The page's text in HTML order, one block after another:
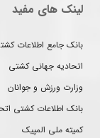
لینک های مفید
بانک جامع اطلاعات
اتحادیه جهانی کشتی
وزارت ورزش و جوانان
بانک اطلاعات کشتی
کمیته ملی المپیک